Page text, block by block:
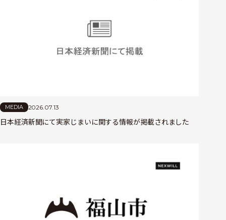
MEDIA 2026.07.13
日本経済新聞にて実家じまいに関する情報が掲載されました